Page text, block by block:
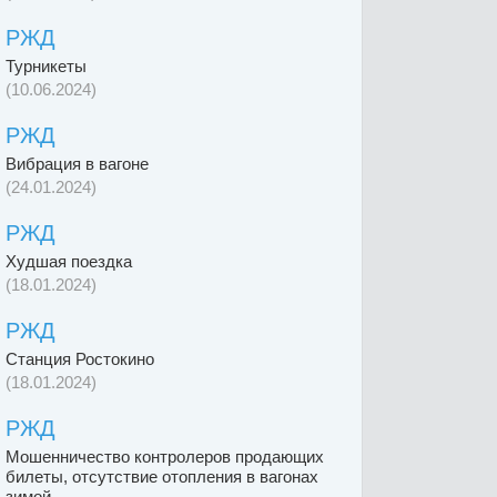
РЖД
Турникеты
(10.06.2024)
РЖД
Вибрация в вагоне
(24.01.2024)
РЖД
Худшая поездка
(18.01.2024)
РЖД
Станция Ростокино
(18.01.2024)
РЖД
Мошенничество контролеров продающих
билеты, отсутствие отопления в вагонах